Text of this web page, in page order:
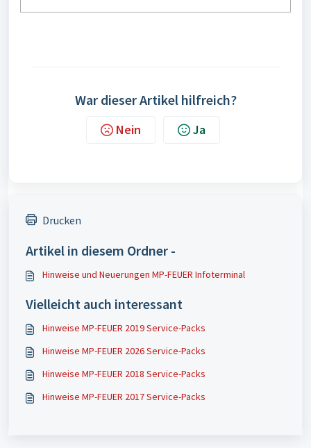
War dieser Artikel hilfreich?
Nein Ja
Drucken
Artikel in diesem Ordner -
Hinweise und Neuerungen MP-FEUER Infoterminal
Vielleicht auch interessant
Hinweise MP-FEUER 2019 Service-Packs
Hinweise MP-FEUER 2026 Service-Packs
Hinweise MP-FEUER 2018 Service-Packs
Hinweise MP-FEUER 2017 Service-Packs